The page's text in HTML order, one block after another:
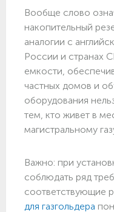
Вообще слово
накопительный
аналогии с
России и странах
емкости,
частных домов и
оборудования
тем, кто живет в
магистральному
Важно: при
соблюдать ряд
соответствующие
для газгольдера